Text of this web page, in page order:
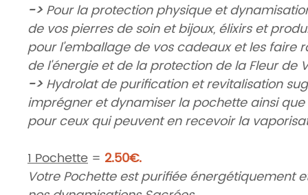
-> Pour la protection physique et
de vos pierres de soin et bijoux, élixirs et
pour l'emballage de vos cadeaux et les faire
de l'énergie et de la protection de la Fleur de
-> Hydrolat de purification et revitalisation
imprégner et dynamiser la pochette ainsi que
pour ceux qui peuvent en recevoir la
1 Pochette = 2.50€.
Votre Pochette est purifiée énergétiquement